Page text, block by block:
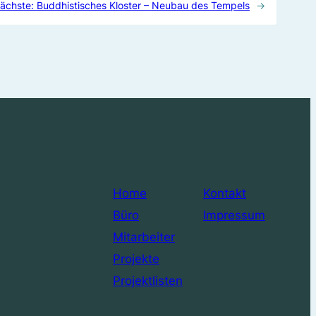
Buddhistisches Kloster – Neubau des Tempels →
Home
Büro
Mitarbeiter
Projekte
Projektlisten
Kontakt
Impressum